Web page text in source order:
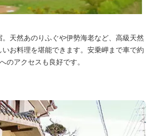
天然あのりふぐや伊勢海老など、高級天然
お料理を堪能できます。安乗岬まで車で約
のアクセスも良好です。